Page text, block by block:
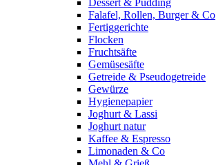
Dessert & Pudding
Falafel, Rollen, Burger & Co
Fertiggerichte
Flocken
Fruchtsäfte
Gemüsesäfte
Getreide & Pseudogetreide
Gewürze
Hygienepapier
Joghurt & Lassi
Joghurt natur
Kaffee & Espresso
Limonaden & Co